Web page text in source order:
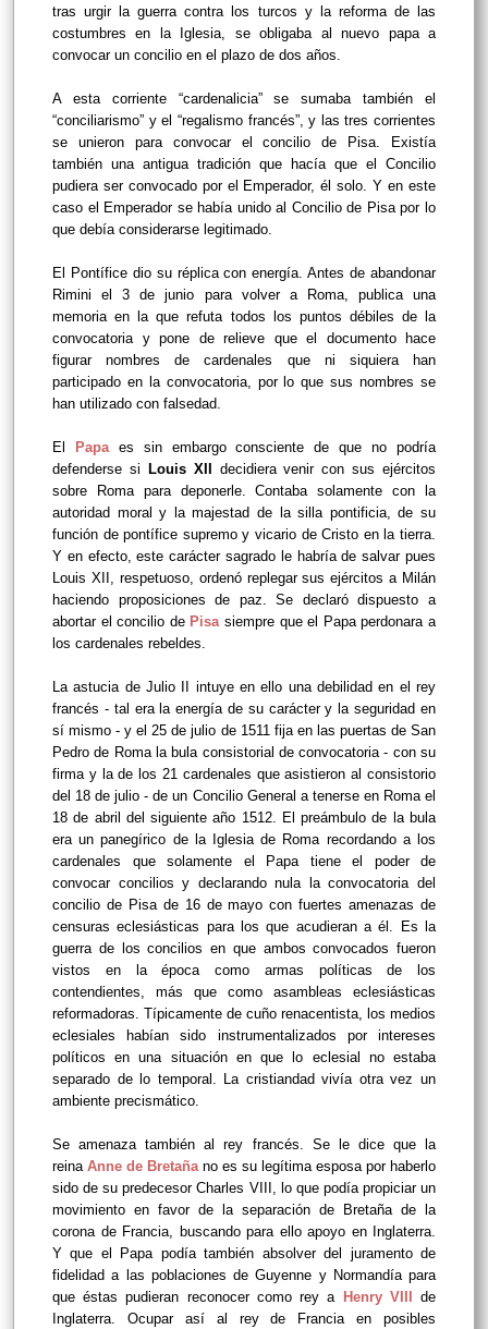
tras urgir la guerra contra los turcos y la reforma de las
costumbres en la Iglesia, se obligaba al nuevo papa a
convocar un concilio en el plazo de dos años.
A esta corriente “cardenalicia” se sumaba también el
“conciliarismo” y el “regalismo francés”, y las tres corrientes
se unieron para convocar el concilio de Pisa. Existía
también una antigua tradición que hacía que el Concilio
pudiera ser convocado por el Emperador, él solo. Y en este
caso el Emperador se había unido al Concilio de Pisa por lo
que debía considerarse legitimado.
El Pontífice dio su réplica con energía. Antes de abandonar
Rimini el 3 de junio para volver a Roma, publica una
memoria en la que refuta todos los puntos débiles de la
convocatoria y pone de relieve que el documento hace
figurar nombres de cardenales que ni siquiera han
participado en la convocatoria, por lo que sus nombres se
han utilizado con falsedad.
El Papa
es sin embargo consciente de que no podría
defenderse si
Louis XII decidiera venir con sus ejércitos
sobre Roma para deponerle. Contaba solamente con la
autoridad moral y la majestad de la silla pontificia, de su
función de pontífice supremo y vicario de Cristo en la tierra.
Y en efecto, este carácter sagrado le habría de salvar pues
Louis XII, respetuoso, ordenó replegar sus ejércitos a Milán
haciendo proposiciones de paz. Se declaró dispuesto a
abortar el concilio de Pisa siempre que el Papa perdonara a
los cardenales rebeldes.
La astucia de Julio II intuye en ello una debilidad en el rey
francés - tal era la energía de su carácter y la seguridad en
sí mismo - y el 25 de julio de 1511 fija en las puertas de San
Pedro de Roma la bula consistorial de convocatoria - con su
firma y la de los 21 cardenales que asistieron al consistorio
del 18 de julio - de un Concilio General a tenerse en Roma el
18 de abril del siguiente año 1512. El preámbulo de la bula
era un panegírico de la Iglesia de Roma recordando a los
cardenales que solamente el Papa tiene el poder de
convocar concilios y declarando nula la convocatoria del
concilio de Pisa de 16 de mayo con fuertes amenazas de
censuras eclesiásticas para los que acudieran a él. Es la
guerra de los concilios en que ambos convocados fueron
vistos en la época como armas políticas de los
contendientes, más que como asambleas eclesiásticas
reformadoras. Típicamente de cuño renacentista, los medios
eclesiales habían sido instrumentalizados por intereses
políticos en una situación en que lo eclesial no estaba
separado de lo temporal. La cristiandad vivía otra vez un
ambiente precismático.
Se amenaza también al rey francés. Se le dice que la
reina Anne de Bretaña no es su legítima esposa por haberlo
sido de su predecesor Charles VIII, lo que podía propiciar un
movimiento en favor de la separación de Bretaña de la
corona de Francia, buscando para ello apoyo en Inglaterra.
Y que el Papa podía también absolver del juramento de
fidelidad a las poblaciones de Guyenne y Normandía para
que éstas pudieran reconocer como rey a Henry VIII
de
Inglaterra. Ocupar así al rey de Francia en posibles